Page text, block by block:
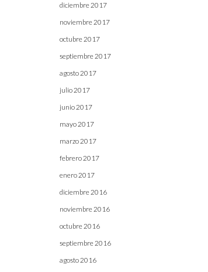
diciembre 2017
noviembre 2017
octubre 2017
septiembre 2017
agosto 2017
julio 2017
junio 2017
mayo 2017
marzo 2017
febrero 2017
enero 2017
diciembre 2016
noviembre 2016
octubre 2016
septiembre 2016
agosto 2016